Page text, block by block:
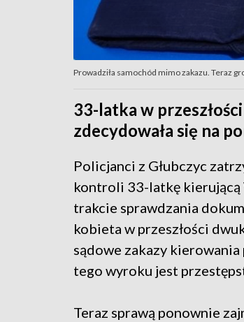
Prowadziła samochód mimo zakazu. Teraz
33-latka w
zdecydowała się na
Policjanci z Głubczyc
kontroli 33-latkę kierującą
trakcie sprawdzania
kobieta w przeszłości
sądowe zakazy kierowania
tego wyroku jest
Teraz sprawą ponownie